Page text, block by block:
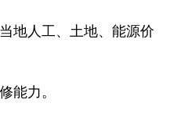
地人工、土地、能源价
能力。